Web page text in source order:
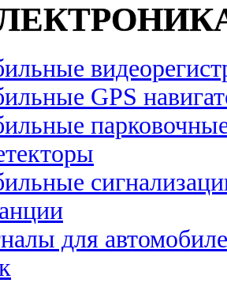
GPS
для